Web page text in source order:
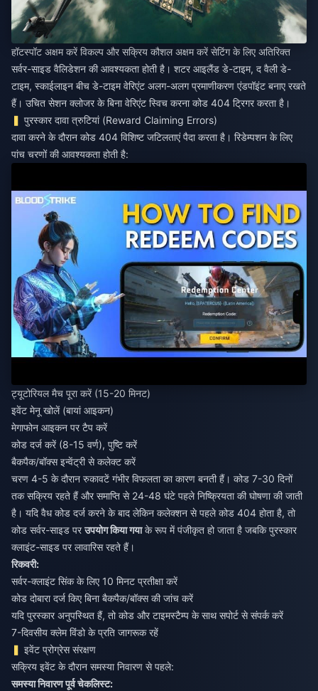
हॉटस्पॉट अक्षम करें विकल्प और सक्रिय कौशल अक्षम करें सेटिंग के लिए अतिरिक्त
सर्वर-साइड वैलिडेशन की आवश्यकता होती है। शटर आइलैंड डे-टाइम, द वैली डे-
टाइम, स्काईलाइन बीच डे-टाइम वेरिएंट अलग-अलग प्रमाणीकरण एंडपॉइंट बनाए रखते
हैं। उचित सेशन क्लोजर के बिना वेरिएंट स्विच करना कोड 404 ट्रिगर करता है।
पुरस्कार दावा त्रुटियां (Reward Claiming Errors)
दावा करने के दौरान कोड 404 विशिष्ट जटिलताएं पैदा करता है। रिडेम्पशन के लिए
पांच चरणों की आवश्यकता होती है:
ट्यूटोरियल मैच पूरा करें (15-20 मिनट)
इवेंट मेनू खोलें (बायां आइकन)
मेगाफोन आइकन पर टैप करें
कोड दर्ज करें (8-15 वर्ण), पुष्टि करें
बैकपैक/बॉक्स इन्वेंट्री से कलेक्ट करें
चरण 4-5 के दौरान रुकावटें गंभीर विफलता का कारण बनती हैं। कोड 7-30 दिनों
तक सक्रिय रहते हैं और समाप्ति से 24-48 घंटे पहले निष्क्रियता की घोषणा की जाती
है। यदि वैध कोड दर्ज करने के बाद लेकिन कलेक्शन से पहले कोड 404 होता है, तो
कोड सर्वर-साइड परउपयोग किया गयाके रूप में पंजीकृत हो जाता है जबकि पुरस्कार
क्लाइंट-साइड पर लावारिस रहते हैं।
रिकवरी:
सर्वर-क्लाइंट सिंक के लिए 10 मिनट प्रतीक्षा करें
कोड दोबारा दर्ज किए बिना बैकपैक/बॉक्स की जांच करें
यदि पुरस्कार अनुपस्थित हैं, तो कोड और टाइमस्टैम्प के साथ सपोर्ट से संपर्क करें
7-दिवसीय क्लेम विंडो के प्रति जागरूक रहें
इवेंट प्रोग्रेस संरक्षण
सक्रिय इवेंट के दौरान समस्या निवारण से पहले:
समस्या निवारण पूर्व चेकलिस्ट: